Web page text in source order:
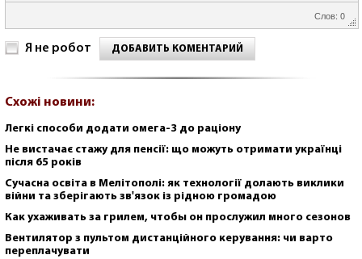
Слов: 0
Я не робот ДОБАВИТЬ КОМЕНТАРИЙ
Схожі новини:
Легкі способи додати омега-3 до раціону
Не вистачає стажу для пенсії: що можуть отримати українці
після 65 років
Сучасна освіта в Мелітополі: як технології долають виклики
війни та зберігають зв'язок із рідною громадою
Как ухаживать за грилем, чтобы он прослужил много сезонов
Вентилятор з пультом дистанційного керування: чи варто
переплачувати